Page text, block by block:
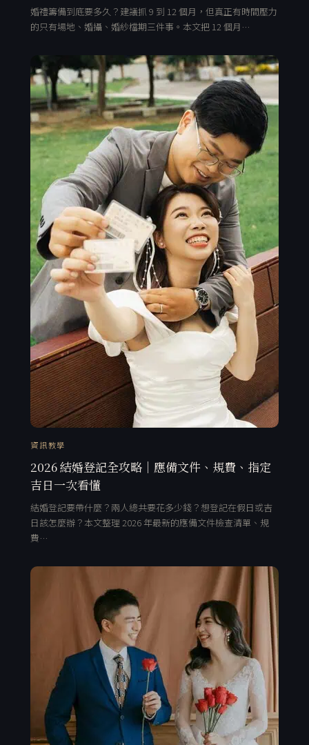
婚禮籌備到底要多久？建議抓 9 到 12 個月，但真正有時間壓力
的只有場地、婚攝、婚紗檔期三件事。本文把 12 個月…
資訊教學
2026 結婚登記全攻略｜應備文件、規費、指定
吉日一次看懂
結婚登記要帶什麼？兩人總共要花多少錢？想登記在假日或吉
日該怎麼辦？本文整理 2026 年最新的應備文件檢查清單、規
費…